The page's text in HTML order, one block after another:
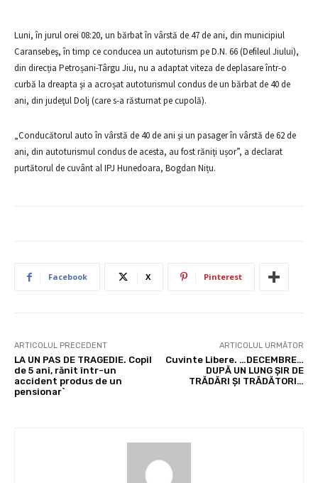
Luni, în jurul orei 08:20, un bărbat în vârstă de 47 de ani, din municipiul
Caransebeş, în timp ce conducea un autoturism pe D.N. 66 (Defileul Jiului),
din direcția Petroșani-Târgu Jiu, nu a adaptat viteza de deplasare într-o
curbă la dreapta şi a acroșat autoturismul condus de un bărbat de 40 de
ani, din judeţul Dolj (care s-a răsturnat pe cupolă).
„Conducătorul auto în vârstă de 40 de ani şi un pasager în vârstă de 62 de
ani, din autoturismul condus de acesta, au fost răniţi ușor”, a declarat
purtătorul de cuvânt al IPJ Hunedoara, Bogdan Nițu.
Facebook X Pinterest
ARTICOLUL PRECEDENT
LA UN PAS DE TRAGEDIE. Copil
de 5 ani, rănit într-un
accident produs de un
pensionar`
ARTICOLUL URMĂTOR
Cuvinte Libere. …DECEMBRE…
DUPĂ UN LUNG ȘIR DE
TRĂDĂRI ȘI TRĂDĂTORI…